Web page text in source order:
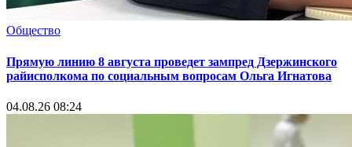
Общество
Прямую линию 8 августа проведет зампред Дзержинского
райисполкома по социальным вопросам Ольга Игнатова
04.08.26 08:24